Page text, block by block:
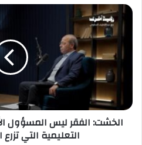
الخشت:
الفقر
ليس
المسؤول
الأول
التطرف..
البيئة
التعليمية
الخشت: الفقر ليس المسؤول
التعليمية التي